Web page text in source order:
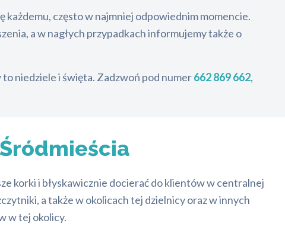
często w najmniej odpowiednim momencie.
a w nagłych przypadkach informujemy także o
to niedziele i święta. Zadzwoń pod numer662 869 662,
korki i błyskawicznie docierać do klientów w centralnej
a także w okolicach tej dzielnicy oraz w innych
w tej okolicy.